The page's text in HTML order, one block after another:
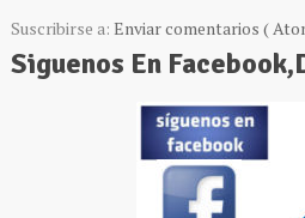
Suscribirse a: Enviar comentarios (
Siguenos En